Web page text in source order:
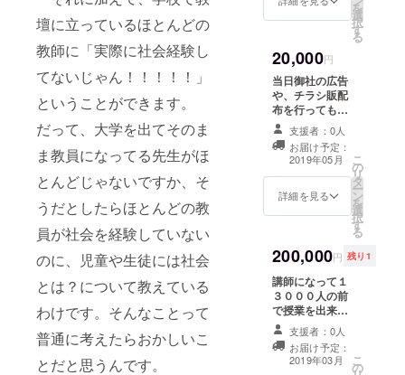
壇に立っているほとんどの
教師に「実際に社会経験し
てないじゃん！！！！！」
ということができます。
だって、大学を出てそのま
ま教員になってる先生がほ
とんどじゃないですか、そ
うだとしたらほとんどの教
員が社会を経験していない
のに、児童や生徒には社会
とは？について教えている
わけです。そんなことって
普通に考えたらおかしいこ
とだと思うんです。
ます。
を
選
択
す
る
20,000円
当日御社の広告
や、チラシ販配
布を行ってもよ
い権利。 当日は
１２００人を超
える来客数が見
込まれます。そ
の人たちに向け
てPRを行えま
支援者：0人
お届け予定：
2019年05月
詳細を見る
こ
の
リ
タ
ー
ン
を
選
択
す
る
200,000円 残り1
講師になって１
３０００人の前
で授業を出来ま
す！ 当日講師に
なり、大勢のお
客さんの前で授
業をしてもらい
支援者：0人
お届け予定：
2019年03月
こ
の